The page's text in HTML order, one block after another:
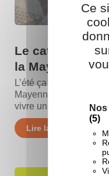
Ce
(5)
Le catalogue
la Mayenne est
L’été ça nous anime !
Mayenne vous
vivre un vrai temps
Lire la suite